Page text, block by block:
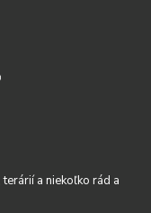
a niekoľko rád a